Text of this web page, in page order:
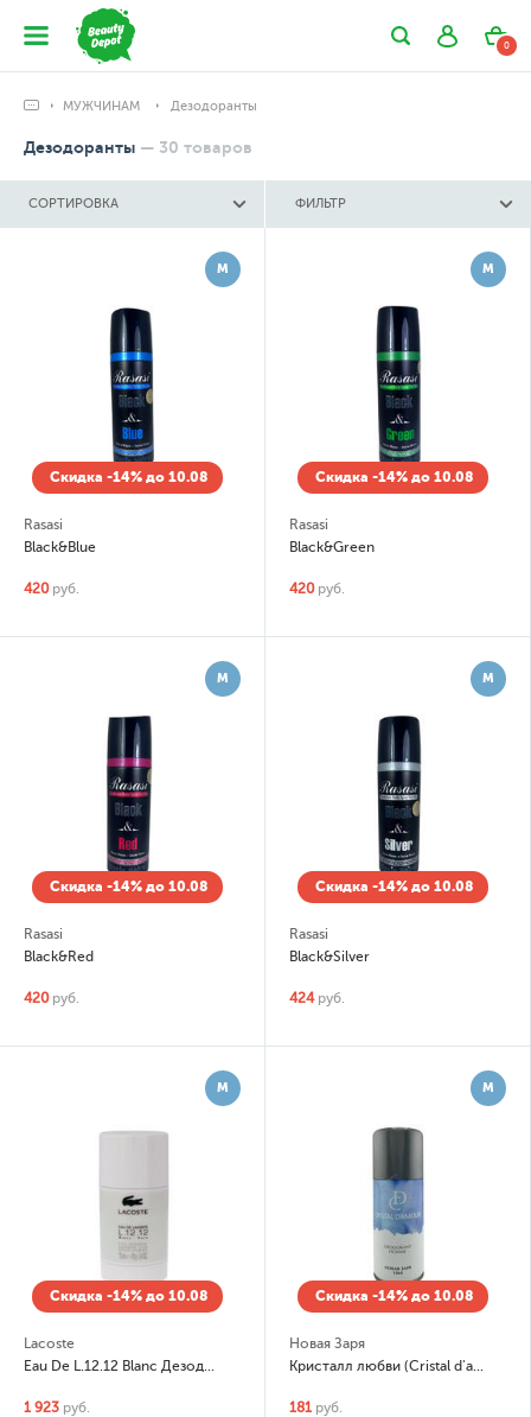
0
МУЖЧИНАМ Дезодоранты
Дезодоранты — 30 товаров
СОРТИРОВКА ФИЛЬТР
М
Скидка -14% до 10.08
Rasasi
Black&Blue
420 руб.
М
Скидка -14% до 10.08
Rasasi
Black&Green
420 руб.
М
Скидка -14% до 10.08
Rasasi
Black&Red
420 руб.
М
Скидка -14% до 10.08
Rasasi
Black&Silver
424 руб.
М
Скидка -14% до 10.08
Lacoste
Eau De L.12.12 Blanc Дезодорант стик
1 923 руб.
М
Скидка -14% до 10.08
Новая Заря
Кристалл любви (Cristal d'amour) Парфюмированный дезодорант-спрей (spray)
181 руб.